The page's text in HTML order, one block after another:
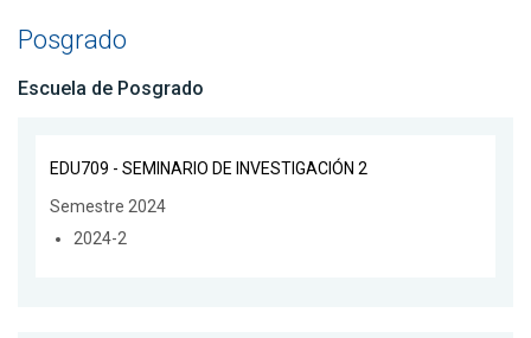
Posgrado
Escuela de Posgrado
EDU709 - SEMINARIO DE INVESTIGACIÓN 2
Semestre 2024
2024-2